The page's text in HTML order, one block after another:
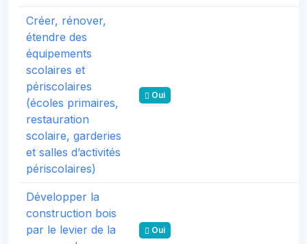
Créer, rénover,
étendre des
équipements
scolaires et
périscolaires
(écoles primaires,
restauration
scolaire, garderies
et salles d’activités
périscolaires)
Oui
Développer la
construction bois
par le levier de la
Oui